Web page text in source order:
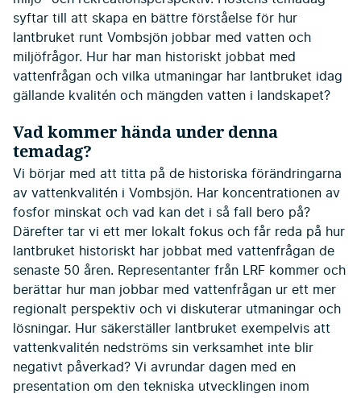
syftar till att skapa en bättre förståelse för hur
lantbruket runt Vombsjön jobbar med vatten och
miljöfrågor. Hur har man historiskt jobbat med
vattenfrågan och vilka utmaningar har lantbruket idag
gällande kvalitén och mängden vatten i landskapet?
Vad kommer hända under denna
temadag?
Vi börjar med att titta på de historiska förändringarna
av vattenkvalitén i Vombsjön. Har koncentrationen av
fosfor minskat och vad kan det i så fall bero på?
Därefter tar vi ett mer lokalt fokus och får reda på hur
lantbruket historiskt har jobbat med vattenfrågan de
senaste 50 åren. Representanter från LRF kommer och
berättar hur man jobbar med vattenfrågan ur ett mer
regionalt perspektiv och vi diskuterar utmaningar och
lösningar. Hur säkerställer lantbruket exempelvis att
vattenkvalitén nedströms sin verksamhet inte blir
negativt påverkad? Vi avrundar dagen med en
presentation om den tekniska utvecklingen inom